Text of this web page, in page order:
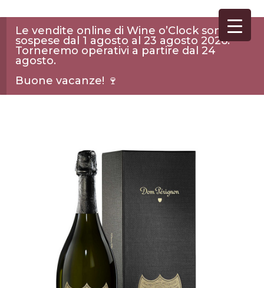
Le vendite online di Wine o’Clock sono
sospese dal 1 agosto al 23 agosto 2026.
Torneremo operativi a partire dal 24
agosto.
Buone vacanze! 🍷